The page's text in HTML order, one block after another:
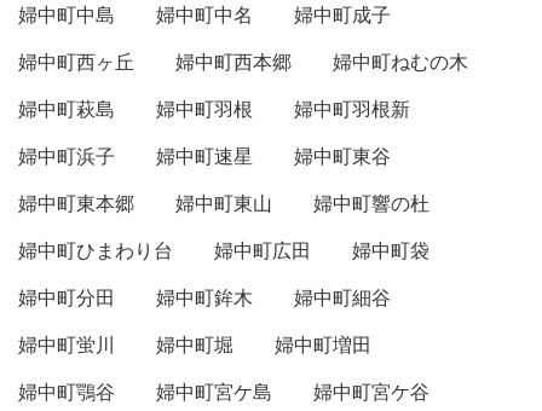
婦中町中島
婦中町中名
婦中町成子
婦中町西ヶ丘
婦中町西本郷
婦中町ねむの木
婦中町萩島
婦中町羽根
婦中町羽根新
婦中町浜子
婦中町速星
婦中町東谷
婦中町東本郷
婦中町東山
婦中町響の杜
婦中町ひまわり台
婦中町広田
婦中町袋
婦中町分田
婦中町鉾木
婦中町細谷
婦中町蛍川
婦中町堀
婦中町増田
婦中町鶚谷
婦中町宮ケ島
婦中町宮ケ谷